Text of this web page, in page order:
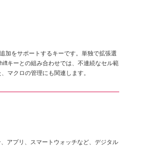
加をサポートするキーです。単独で拡張選
キーとの組み合わせでは、不連続なセル範
マクロの管理にも関連します。
アプリ、スマートウォッチなど、デジタル